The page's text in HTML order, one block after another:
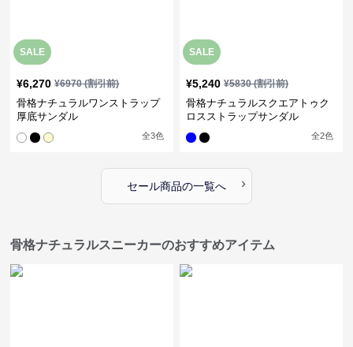
SALE
¥6,270 ¥6970(割引前)
骨格ナチュラルワンストラップ
厚底サンダル
全3色
SALE
¥5,240 ¥5830(割引前)
骨格ナチュラルスクエアトゥク
ロスストラップサンダル
全2色
セール商品の一覧へ ›
骨格ナチュラルスニーカーのおすすめアイテム